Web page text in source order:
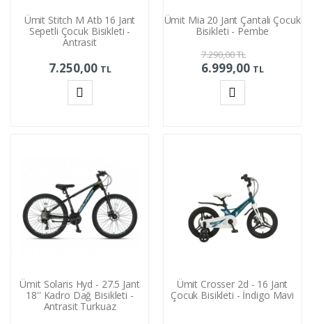
Ümit Stitch M Atb 16 Jant
Sepetli Çocuk Bisikleti -
Antrasit
7.250,00 TL
Ümit Mia 20 Jant Çantalı Çocuk
Bisikleti - Pembe
7.290,00TL
6.999,00 TL
Ümit Solaris Hyd - 27.5 Jant
18'' Kadro Dağ Bisikleti -
Antrasit Turkuaz
Ümit Crosser 2d - 16 Jant
Çocuk Bisikleti - İndigo Mavi